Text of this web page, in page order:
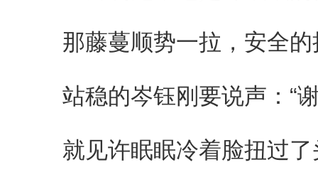
那藤蔓顺势一拉，安全的
站稳的岑钰刚要说声：“
就见许眠眠冷着脸扭过了